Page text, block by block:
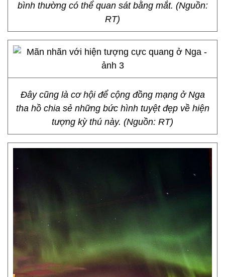
bình thường có thể quan sát bằng mắt. (Nguồn:
RT)
Đây cũng là cơ hội để cộng đồng mạng ở Nga
tha hồ chia sẻ những bức hình tuyệt đẹp về hiện
tượng kỳ thú này. (Nguồn: RT)